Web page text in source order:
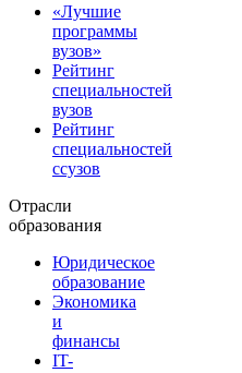
«Лучшие
программы
вузов»
Рейтинг
специальностей
вузов
Рейтинг
специальностей
ссузов
Отрасли
образования
Юридическое
образование
Экономика
и
финансы
IT-